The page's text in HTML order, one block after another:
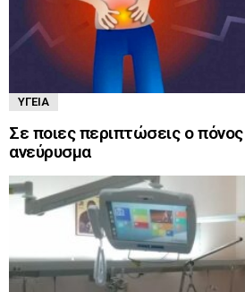
ΥΓΕΊΑ
Σε ποιες περιπτώσεις ο
ανεύρυσμα